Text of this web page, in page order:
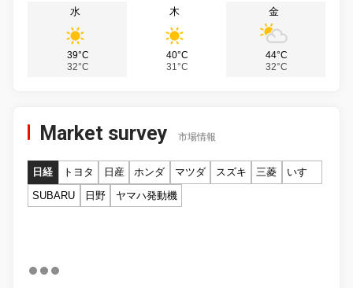
水
39°C
32°C
木
40°C
31°C
金
44°C
32°C
Market survey 市場情報
日経 トヨタ 日産 ホンダ マツダ スズキ 三菱
いすゞ
SUBARU
日野 ヤマハ発動機